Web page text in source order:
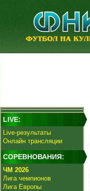
LIVE:
Live-результаты
Онлайн трансляции
СОРЕВНОВАНИЯ:
ЧМ 2026
Лига чемпионов
Лига Европы